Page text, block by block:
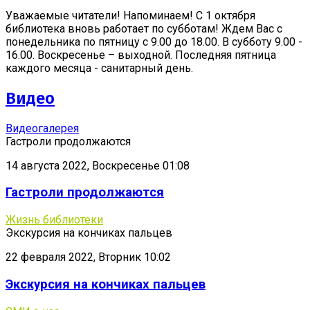
Уважаемые читатели! Напоминаем! С 1 октября
библиотека вновь работает по субботам! Ждем Вас с
понедельника по пятницу с 9.00 до 18.00. В субботу 9.00 -
16.00. Воскресенье – выходной. Последняя пятница
каждого месяца - санитарный день.
Видео
Видеогалерея
Гастроли продолжаются
14 августа 2022, Воскресенье 01:08
Гастроли продолжаются
Жизнь библиотеки
Экскурсия на кончиках пальцев
22 февраля 2022, Вторник 10:02
Экскурсия на кончиках пальцев